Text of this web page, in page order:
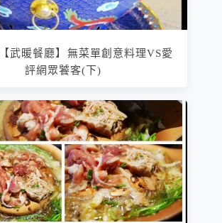
武暖餐廳】無菜單創意料理VS愛
評網眾饕客(下)